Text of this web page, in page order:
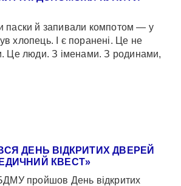
паски й запивали компотом — у
хлопець. І є поранені. Це не
Це люди. З іменами. З родинами,
ДЕНЬ ВІДКРИТИХ ДВЕРЕЙ
КВЕСТ»
пройшов День відкритих